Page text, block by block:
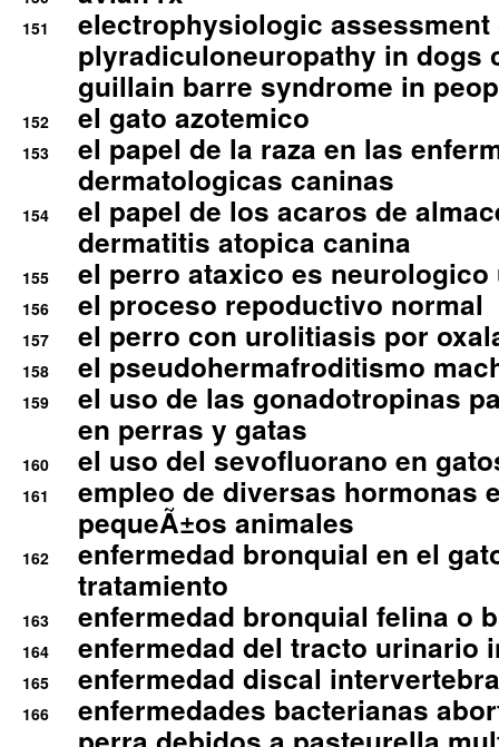
151
electrophysiologic assessment
plyradiculoneuropathy in dogs
guillain barre syndrome in
152 el gato azotemico
153
el papel de la raza en las
dermatologicas caninas
154
el papel de los acaros de
dermatitis atopica canina
155 el perro ataxico es
156 el proceso repoductivo normal
157 el perro con urolitiasis por
158 el pseudohermafroditismo
159
el uso de las gonadotropinas
en perras y gatas
160 el uso del sevofluorano en
161
empleo de diversas hormonas
pequeÃ±os animales
162
enfermedad bronquial en el
tratamiento
163 enfermedad bronquial felina o
164 enfermedad del tracto urinario
165 enfermedad discal
166
enfermedades bacterianas